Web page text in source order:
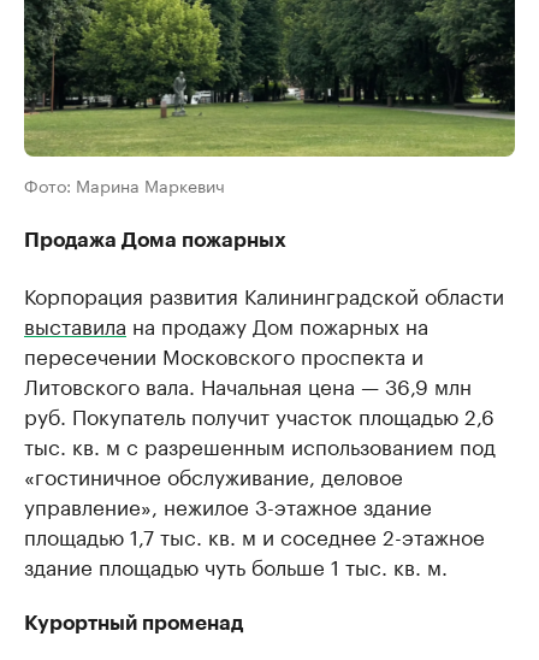
Фото: Марина Маркевич
Продажа Дома пожарных
Корпорация развития Калининградской области
выставила на продажу Дом пожарных на
пересечении Московского проспекта и
Литовского вала. Начальная цена — 36,9 млн
руб. Покупатель получит участок площадью 2,6
тыс. кв. м с разрешенным использованием под
«гостиничное обслуживание, деловое
управление», нежилое 3-этажное здание
площадью 1,7 тыс. кв. м и соседнее 2-этажное
здание площадью чуть больше 1 тыс. кв. м.
Курортный променад